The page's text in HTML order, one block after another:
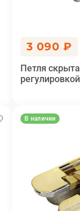
3 090 ₽
Петля
В наличии